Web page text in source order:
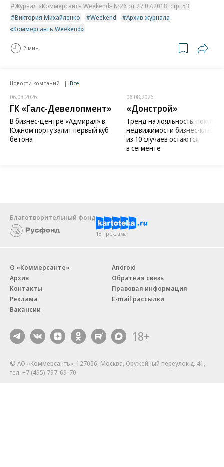
Журнал «Коммерсантъ Weekend» №26 от 27.07.2018, стр. 53
Виктория Михайленко
Weekend
Архив журнала
«Коммерсантъ Weekend»
2 мин.
Новости компаний Все
06.08.2026
ГК «Галс-Девелопмент»
В бизнес-центре «Адмирал» в
Южном порту залит первый куб
бетона
06.08.2026
«Донстрой»
Тренд на лояльность:
недвижимости бизнес-класса
из 10 случаев остаются
в сегменте
Благотворительный фонд
18+ реклама
О «Коммерсанте»
Архив
Контакты
Реклама
Вакансии
Android
Обратная связь
Правовая информация
E-mail рассылки
18+
© АО «Коммерсантъ». 127006, Москва, Оружейный переулок д. 41,
тел. +7 (495) 797-69-70.